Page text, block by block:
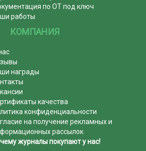
по ОТ под ключ
работы
КОМПАНИЯ
награды
качества
конфиденциальности
на получение рекламных и
рассылок
журналы покупают у нас!